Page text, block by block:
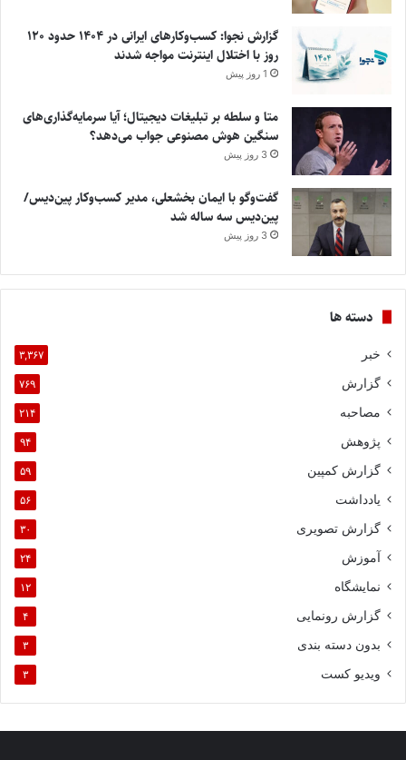
گزارش نجوا: کسب‌وکارهای ایرانی در ۱۴۰۴ حدود ۱۲۰
روز با اختلال اینترنت مواجه شدند
1 روز پیش
متا و سلطه بر تبلیغات دیجیتال؛ آیا سرمایه‌گذاری‌های
سنگین هوش مصنوعی جواب می‌دهد؟
3 روز پیش
گفت‌وگو با ایمان بخشعلی، مدیر کسب‌وکار پین‌دیس/
پین‌دیس سه ساله شد
3 روز پیش
دسته ها
خبر ۳,۳۶۷
گزارش ۷۶۹
مصاحبه ۲۱۴
پژوهش ۹۴
گزارش کمپین ۵۹
یادداشت ۵۶
گزارش تصویری ۳۰
آموزش ۲۴
نمایشگاه ۱۲
گزارش رونمایی ۴
بدون دسته بندی ۳
ویدیو کست ۳